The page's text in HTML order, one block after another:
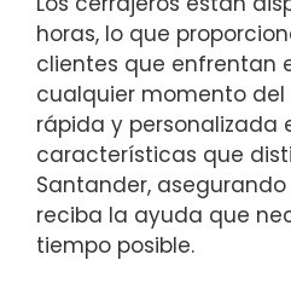
horas, lo que
clientes que enfrentan
cualquier momento del
rápida y personalizada
características que
Santander,
reciba la ayuda que
tiempo posible.